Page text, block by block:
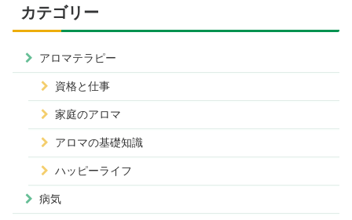
カテゴリー
アロマテラピー
資格と仕事
家庭のアロマ
アロマの基礎知識
ハッピーライフ
病気